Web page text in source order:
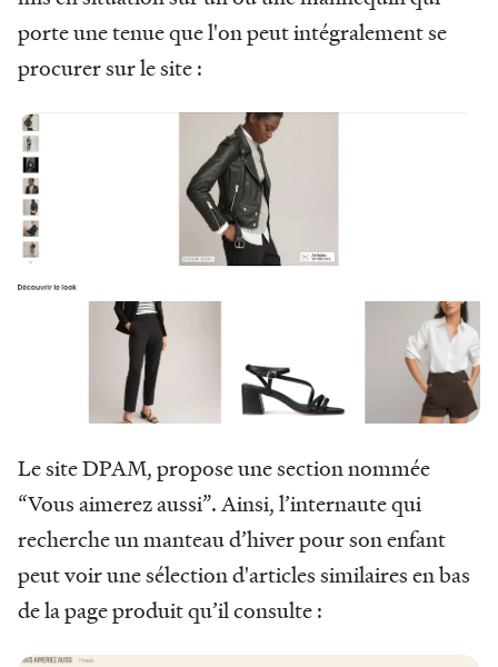
porte une tenue que l'on peut intégralement se
procurer sur le site :
Le site DPAM, propose une section nommée
“Vous aimerez aussi”. Ainsi, l’internaute qui
recherche un manteau d’hiver pour son enfant
peut voir une sélection d'articles similaires en bas
de la page produit qu’il consulte :